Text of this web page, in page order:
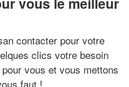
contacter pour votre
clics votre besoin
vous et vous mettons
faut !